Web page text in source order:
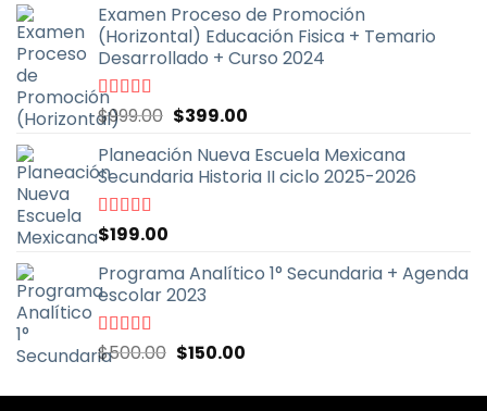
Examen Proceso de Promoción
(Horizontal) Educación Fisica + Temario
Desarrollado + Curso 2024
Valorado
con
5
$999.00 El
original
era:
$399.00El
actual
es:
Planeación Nueva Escuela Mexicana
Secundaria Historia II ciclo 2025-2026
Valorado
5
$199.00
Programa Analítico 1° Secundaria + Agenda
escolar 2023
Valorado
con
$500.00 El
original
$150.00El
actual